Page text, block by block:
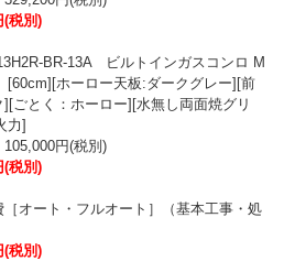
(税別)
BR-13A ビルトインガスコンロ M
[60cm][ホーロー天板:ダークグレー][前
ごとく：ホーロー][水無し両面焼グリ
力]
円(税別)
(税別)
オート・フルオート］（基本工事・処
(税別)